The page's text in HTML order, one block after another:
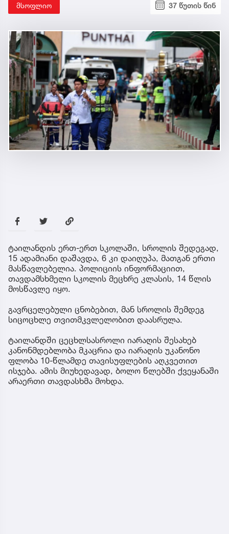
მსოფლიო 37 წუთის წინ
ტაილანდის ერთ-ერთ სკოლაში, სროლის შედეგად,
15 ადამიანი დაშავდა, 6 კი დაიღუპა, მათგან ერთი
მასწავლებელია. პოლიციის ინფორმაციით,
თავდამსხმელი სკოლის მეცხრე კლასის, 14 წლის
მოსწავლე იყო.
გავრცელებული ცნობებით, მან სროლის შემდეგ
სიცოცხლე თვითმკვლელობით დაასრულა.
ტაილანდში ცეცხლსასროლი იარაღის შესახებ
კანონმდებლობა მკაცრია და იარაღის უკანონო
ფლობა 10-წლამდე თავისუფლების აღკვეთით
ისჯება. ამის მიუხედავად, ბოლო წლებში ქვეყანაში
არაერთი თავდასხმა მოხდა.